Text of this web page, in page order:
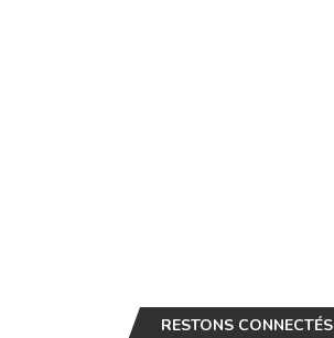
RESTONS CONNECTÉS